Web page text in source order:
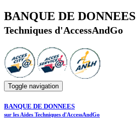
BANQUE DE DONNEES
Techniques d'AccessAndGo
Toggle navigation
BANQUE DE DONNEES
sur les Aides Techniques d'AccessAndGo